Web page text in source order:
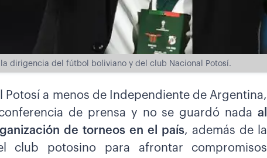
dirigencia del fútbol boliviano y del club Nacional Potosí.
a menos de Independiente de Argentina,
de prensa y no se guardó nadaal
de torneos en el país, además de la
club potosino para afrontar compromisos